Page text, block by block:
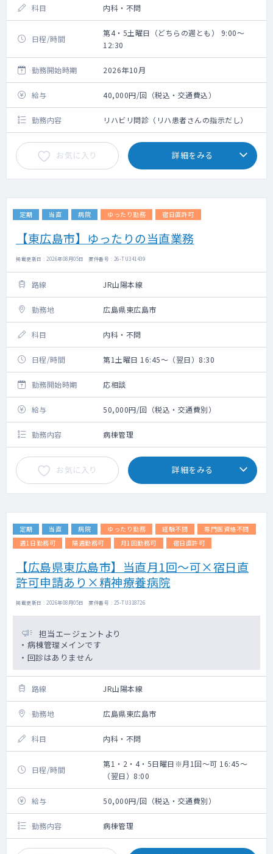
科目 内科・不問
日程/時間
第4・5土曜日（どちらの週とも） 9:00～
12:30
勤務開始時期 2026年10月
給与 40,000円/回（税込・交通費込）
勤務内容 リハビリ問診（リハ患者さんの指示だし）
お気に入り 詳細をみる
定期 当直 病院 ゆったり勤務 宿日直許可
【東広島市】ゆったりの当直業務
掲載更新日 : 2026年08月05日 案件番号 : 26-TU341439
路線 JR山陽本線
勤務地 広島県東広島市
科目 内科・不問
日程/時間 第1土曜日 16:45～（翌日）8:30
勤務開始時期 応相談
給与 50,000円/回（税込・交通費別）
勤務内容 病棟管理
お気に入り 詳細をみる
定期 当直 病院 ゆったり勤務 経験不問
専門医資格不問
週1日勤務可
隔週勤務可 月1回勤務可 宿日直許可
【広島県東広島市】当直月1回～可×宿日直
許可申請あり×精神療養病院
掲載更新日 : 2026年08月05日 案件番号 : 25-TU318726
担当エージェントより
・病棟管理メインです
・回診はありません
路線 JR山陽本線
勤務地 広島県東広島市
科目 内科・不問
日程/時間
第1・2・4・5日曜日※月1回～可 16:45～
（翌日）8:00
給与 50,000円/回（税込・交通費別）
勤務内容 病棟管理